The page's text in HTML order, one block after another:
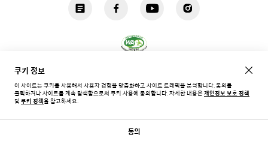
한국 / 한국어
Samsung. All rights reserved.
쿠키 정보
이 사이트는 쿠키를 사용해서 사용자 경험을 맞춤화하고 사이트 트래픽을 분석합니다. 동의를
클릭하거나 사이트를 계속 탐색함으로써 쿠키 사용에 동의합니다.자세한 내용은개인정보 보호 정책
및 쿠키 정책을 참고하세요.
동의